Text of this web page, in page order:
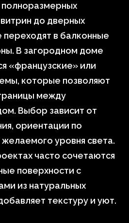
полноразмерных
до дверных
в балконные
В загородном доме
«французские» или
которые позволяют
между
Выбор зависит от
ориентации по
уровня света.
часто сочетаются
поверхности с
из натуральных
текстуру и уют.